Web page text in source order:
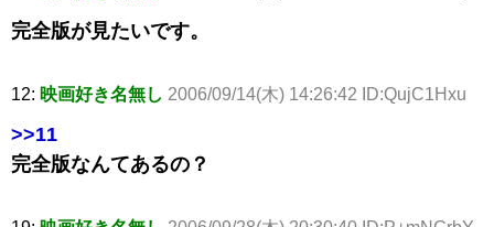
完全版が見たいです。
12: 映画好き名無し 2006/09/14(木) 14:26:42 ID:QujC1Hxu
>>11
完全版なんてあるの？